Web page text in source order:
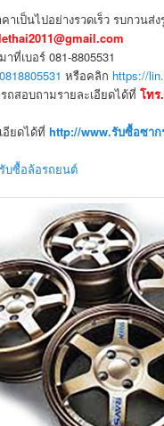
าเป็นไปอย่างรวดเร็ว รบกวนส่
ที่เบอร์ 081-8805531
หรือคลิก https://
ถสอบถามรายละเอียดได้ที่โทร
อียดได้ที่ http://www.รับซื้อซาก
บซื้อล้อรถยนต์